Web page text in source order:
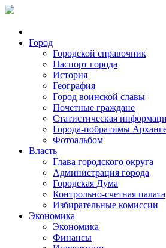
Город
Городской справочник
Паспорт города
История
География
Город воинской славы
Почетные граждане
Статистическая
Города-побратимы
Фотоальбом
Власть
Глава городского округа
Администрация города
Городская Дума
Контрольно-счетная палата
Избирательные комиссии
Экономика
Экономика
Финансы